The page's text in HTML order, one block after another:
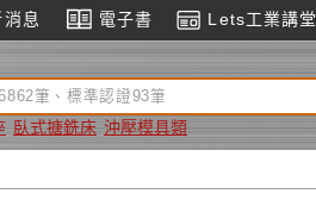
息 電子書 Lets工業講堂
臥式搪銑床 沖壓模具類